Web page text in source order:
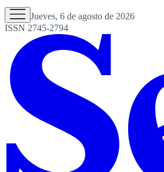
Jueves, 6 de agosto de 2026
ISSN 2745-2794